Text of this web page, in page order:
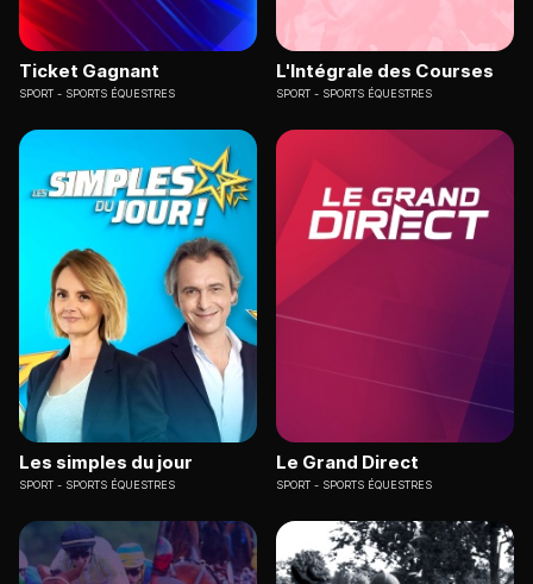
Ticket Gagnant
SPORT SPORTS ÉQUESTRES
L'Intégrale des Courses
SPORT SPORTS ÉQUESTRES
Les simples du jour
SPORT SPORTS ÉQUESTRES
Le Grand Direct
SPORT SPORTS ÉQUESTRES